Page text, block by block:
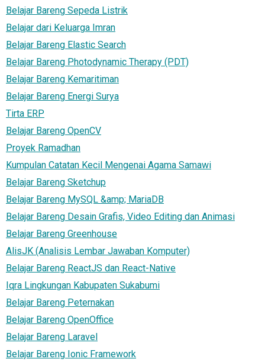
Belajar Bareng Sepeda Listrik
Belajar dari Keluarga Imran
Belajar Bareng Elastic Search
Belajar Bareng Photodynamic Therapy (PDT)
Belajar Bareng Kemaritiman
Belajar Bareng Energi Surya
Tirta ERP
Belajar Bareng OpenCV
Proyek Ramadhan
Kumpulan Catatan Kecil Mengenai Agama Samawi
Belajar Bareng Sketchup
Belajar Bareng MySQL &amp; MariaDB
Belajar Bareng Desain Grafis, Video Editing dan Animasi
Belajar Bareng Greenhouse
AlisJK (Analisis Lembar Jawaban Komputer)
Belajar Bareng ReactJS dan React-Native
Iqra Lingkungan Kabupaten Sukabumi
Belajar Bareng Peternakan
Belajar Bareng OpenOffice
Belajar Bareng Laravel
Belajar Bareng Ionic Framework